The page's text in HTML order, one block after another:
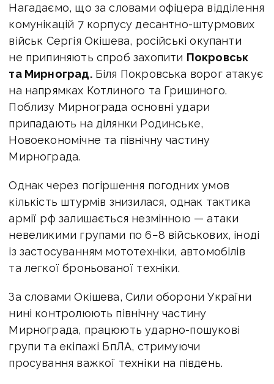
Нагадаємо, що за словами офіцера відділення
комунікацій 7 корпусу десантно-штурмових
військ Сергія Окішева, російські окупанти
не припиняють спроб захопити Покровськ
та Мирноград.Біля Покровська ворог атакує
на напрямках Котлиного та Гришиного.
Поблизу Мирнограда основні удари
припадають на ділянки Родинське,
Новоекономічне та північну частину
Мирнограда.
Однак через погіршення погодних умов
кількість штурмів знизилася, однак тактика
армії рф залишається незмінною — атаки
невеликими групами по 6−8 військових, іноді
із застосуванням мототехніки, автомобілів
та легкої броньованої техніки.
За словами Окішева, Сили оборони України
нині контролюють північну частину
Мирнограда, працюють ударно-пошукові
групи та екіпажі БпЛА, стримуючи
просування важкої техніки на південь.